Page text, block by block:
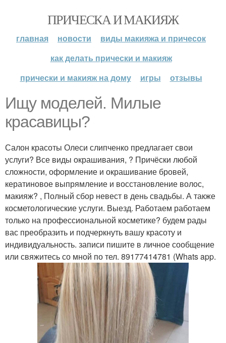
ПРИЧЕСКА И МАКИЯЖ
главная новости
виды макияжа и причесок
как делать прически и макияж
прически и макияж на дому
игры отзывы
Ищу моделей. Милые
красавицы?
Салон красоты Олеси слипченко предлагает свои
услуги? Все виды окрашивания, ? Причёски любой
сложности, оформление и окрашивание бровей,
кератиновое выпрямление и восстановление волос,
макияж? , Полный сбор невест в день свадьбы. А также
косметологические услуги. Выезд. Работаем работаем
только на профессиональной косметике? будем рады
вас преобразить и подчеркнуть вашу красоту и
индивидуальность. записи пишите в личное сообщение
или свяжитесь со мной по тел. 89177414781 (Whats app.